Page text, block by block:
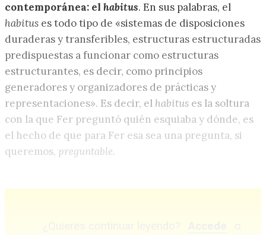
contemporánea: el habitus. En sus palabras, el
habitus es todo tipo de «sistemas de disposiciones
duraderas y transferibles, estructuras estructuradas
predispuestas a funcionar como estructuras
estructurantes, es decir, como principios
generadores y organizadores de prácticas y
representaciones». Es decir, el habitus es la soltura
con la que Fer preguntó quién esquiaba y dónde, es
el hecho de que para Fer esa sea una pregunta, si
queremos, preguntable.